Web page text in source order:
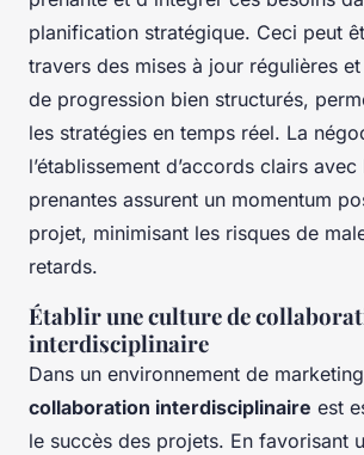
planification stratégique. Ceci peut
travers des mises à jour régulières
de progression bien structurés,
les stratégies en temps réel. La
l’établissement d’accords clairs
prenantes assurent un momentum
projet, minimisant les risques de
retards.
Établir une culture de
interdisciplinaire
Dans un environnement de
collaboration interdisciplinaire est
le succès des projets. En favorisant